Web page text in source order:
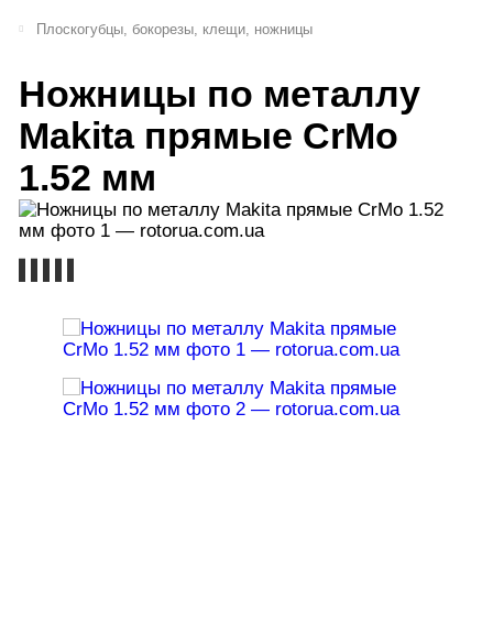
Плоскогубцы, бокорезы, клещи, ножницы
Ножницы по металлу
Makita прямые CrMo
1.52 мм